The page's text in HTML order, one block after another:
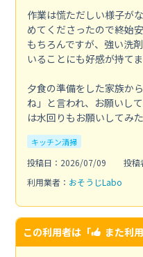
作業は慌ただしい様子が
めてくださったので終始
もちろんですが、強い洗
いることにも好感が持てま
夕食の準備をした家族か
ね」と言われ、お願いし
は水回りもお願いしてみた
キッチン清掃
投稿日：2026/07/09
投稿
利用業者： おそうじLabo
この利用者は「 また利